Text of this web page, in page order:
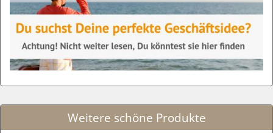
Weitere schöne Produkte